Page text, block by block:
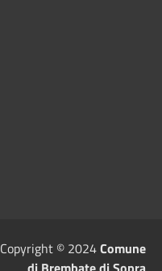
Copyright © 2024Comune